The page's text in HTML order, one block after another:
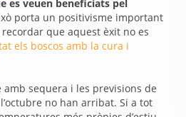
es veuen beneficiats pel
porta un positivisme important
que aquest èxit no es
els boscos amb la cura i
amb sequera i les previsions de
no han arribat. Si a tot